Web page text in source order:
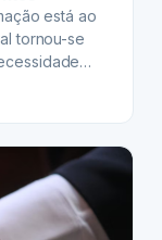
está ao
tornou-se
Para